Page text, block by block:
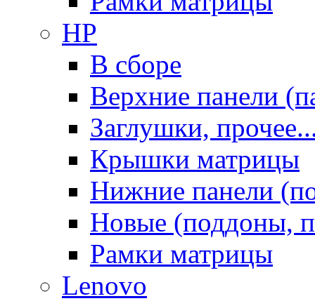
HP
В сборе
Верхние панели
Заглушки,
Крышки матрицы
Нижние панели
Новые (поддоны,
Рамки матрицы
Lenovo